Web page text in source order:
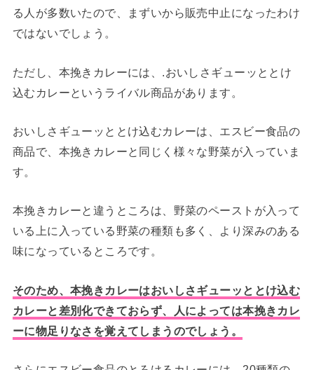
る人が多数いたので、まずいから販売中止になったわけ
ではないでしょう。
ただし、本挽きカレーには、.おいしさギューッととけ
込むカレーというライバル商品があります。
おいしさギューッととけ込むカレーは、エスビー食品の
商品で、本挽きカレーと同じく様々な野菜が入っていま
す。
本挽きカレーと違うところは、野菜のペーストが入って
いる上に入っている野菜の種類も多く、より深みのある
味になっているところです。
そのため、本挽きカレーはおいしさギューッととけ込む
カレーと差別化できておらず、人によっては本挽きカレ
ーに物足りなさを覚えてしまうのでしょう。